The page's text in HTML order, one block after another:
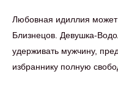
Любовная идиллия может
Близнецов. Девушка-
удерживать мужчину,
избраннику полную